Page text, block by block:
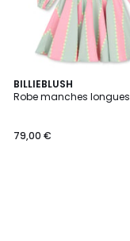
BILLIEBLUSH
Robe manches longues
79,00 €